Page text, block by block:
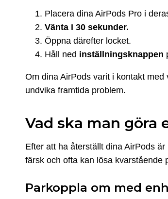
Placera dina AirPods Pro i
Vänta i 30 sekunder.
Öppna därefter locket.
Håll ned inställningsknappen
Om dina AirPods varit i kontakt
undvika framtida problem.
Vad ska man göra
Efter att ha återställt dina AirPods
färsk och ofta kan lösa kvarstående
Parkoppla om med